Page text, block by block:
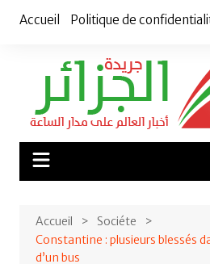
Accueil Politique de
Accueil
Sociéte
Constantine : plusieurs blessés
d’un bus